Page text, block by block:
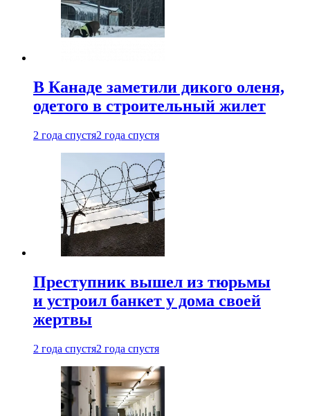
В Канаде заметили дикого оленя,
одетого в строительный жилет
2 года спустя2 года спустя
Преступник вышел из тюрьмы
и устроил банкет у дома своей
жертвы
2 года спустя2 года спустя